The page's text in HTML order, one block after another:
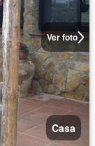
Ver foto
Casa